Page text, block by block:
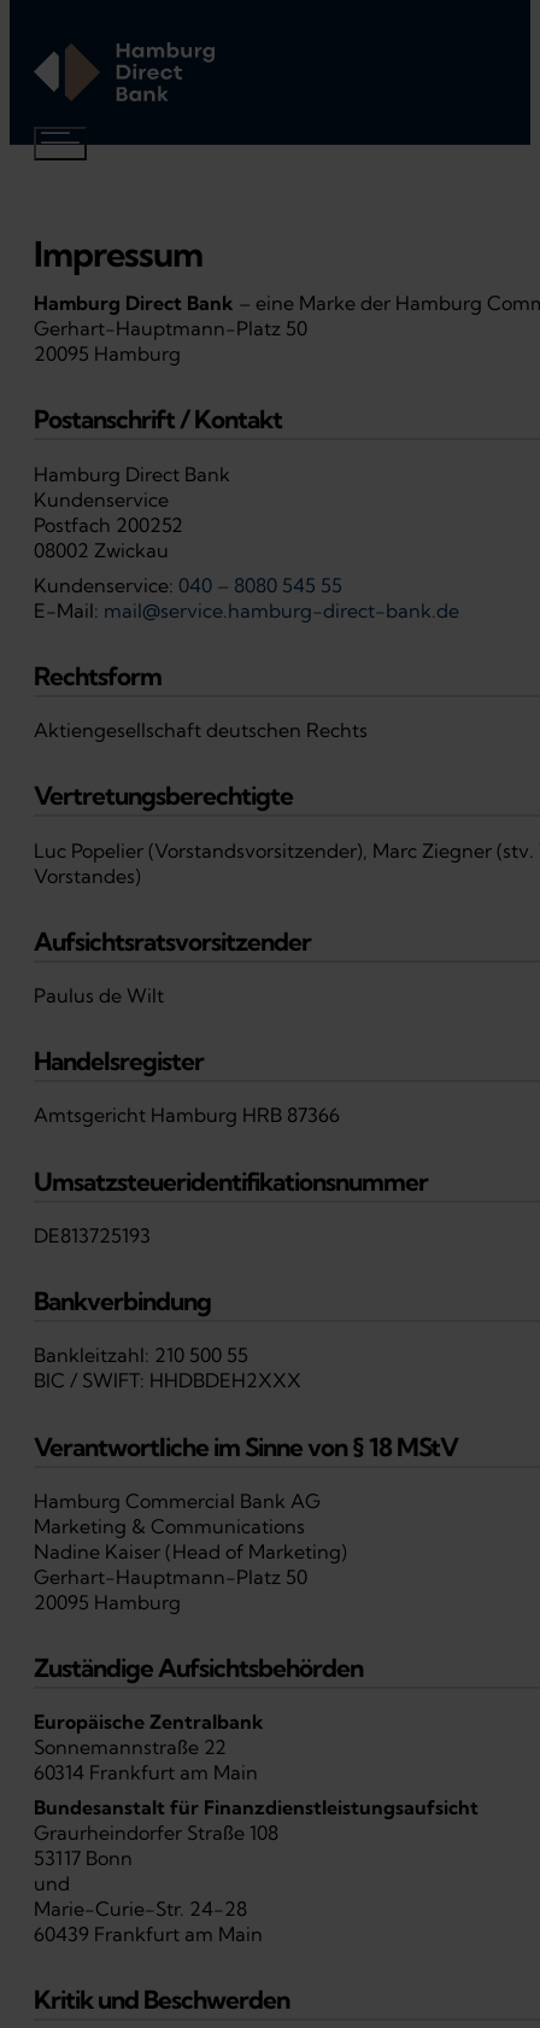
Impressum
Hamburg Direct Bank – eine Marke der Hamburg
Gerhart-Hauptmann-Platz 50
20095 Hamburg
Postanschrift / Kontakt
Hamburg Direct Bank
Kundenservice
Postfach 200252
08002 Zwickau
Kundenservice: 040 – 8080 545 55
E-Mail: mail@service.hamburg-direct-bank.de
Rechtsform
Aktiengesellschaft deutschen Rechts
Vertretungsberechtigte
Luc Popelier (Vorstandsvorsitzender), Marc Ziegner
Vorstandes)
Aufsichtsratsvorsitzender
Paulus de Wilt
Handelsregister
Amtsgericht Hamburg HRB 87366
Umsatzsteueridentifikationsnummer
DE813725193
Bankverbindung
Bankleitzahl: 210 500 55
BIC / SWIFT: HHDBDEH2XXX
Verantwortliche im Sinne von § 18 MStV
Hamburg Commercial Bank AG
Marketing & Communications
Nadine Kaiser (Head of Marketing)
Gerhart-Hauptmann-Platz 50
20095 Hamburg
Zuständige Aufsichtsbehörden
Europäische Zentralbank
Sonnemannstraße 22
60314 Frankfurt am Main
Bundesanstalt für Finanzdienstleistungsaufsicht
Graurheindorfer Straße 108
53117 Bonn
und
Marie-Curie-Str. 24-28
60439 Frankfurt am Main
Kritik und Beschwerden